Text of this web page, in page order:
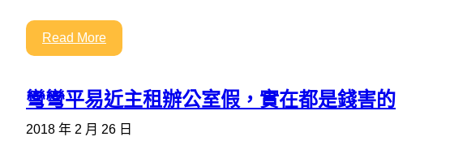
Read More
彎彎平易近主租辦公室假，實在都是錢害的
2018 年 2 月 26 日